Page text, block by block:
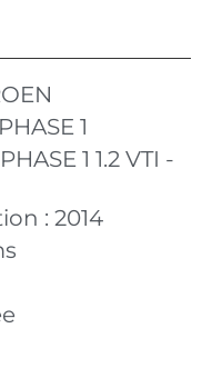
1
1 1.2 VTI -
: 2014